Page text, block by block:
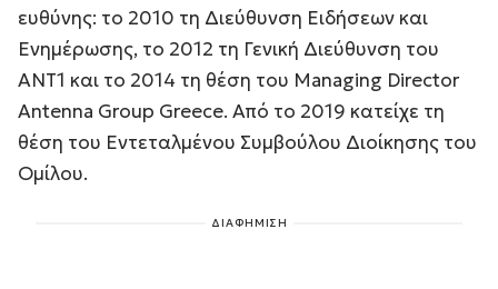
ευθύνης: το 2010 τη Διεύθυνση Ειδήσεων και
Ενημέρωσης, το 2012 τη Γενική Διεύθυνση του
ΑΝΤ1 και το 2014 τη θέση του Managing Director
Antenna Group Greece. Από το 2019 κατείχε τη
θέση του Εντεταλμένου Συμβούλου Διοίκησης του
Ομίλου.
ΔΙΑΦΗΜΙΣΗ